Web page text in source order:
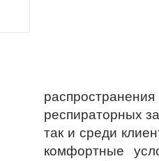
респираторных
так и среди
комфортные